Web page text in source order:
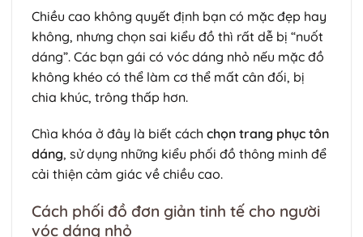
Chiều cao không quyết định bạn có mặc đẹp hay
không, nhưng chọn sai kiểu đồ thì rất dễ bị “nuốt
dáng”. Các bạn gái có vóc dáng nhỏ nếu mặc đồ
không khéo có thể làm cơ thể mất cân đối, bị
chia khúc, trông thấp hơn.
Chìa khóa ở đây là biết cách chọn trang phục tôn
dáng, sử dụng những kiểu phối đồ thông minh để
cải thiện cảm giác về chiều cao.
Cách phối đồ đơn giản tinh tế cho người
vóc dáng nhỏ